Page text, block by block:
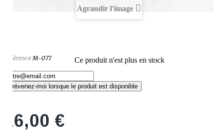
Agrandir l'image
RéférenceM-077 Ce produit n'est plus en stock
Prévenez-moi lorsque le produit est disponible
16,00 €